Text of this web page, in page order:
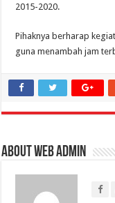
2015-2020.
Pihaknya berharap
guna menambah jam
About Web Admin